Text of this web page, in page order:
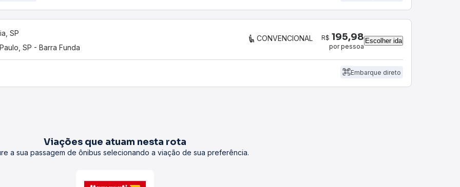
SP
SP - Barra Funda
CONVENCIONAL R$ 195,98
por pessoa
Escolher ida
Embarque direto
Viações que atuam nesta rota
a sua passagem de ônibus selecionando a viação de sua preferência.